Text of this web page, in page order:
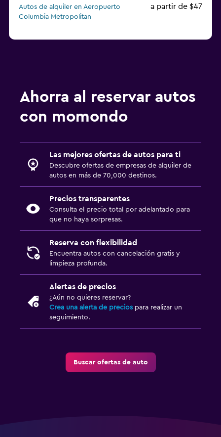
Autos de alquiler en Aeropuerto
Columbia Metropolitan
a partir de $47
Ahorra al reservar autos
con momondo
Las mejores ofertas de autos para ti
Descubre ofertas de empresas de alquiler de
autos en más de 70,000 destinos.
Precios transparentes
Consulta el precio total por adelantado para
que no haya sorpresas.
Reserva con flexibilidad
Encuentra autos con cancelación gratis y
limpieza profunda.
Alertas de precios
¿Aún no quieres reservar?
Crea una alerta de precios para realizar un
seguimiento.
Buscar ofertas de auto